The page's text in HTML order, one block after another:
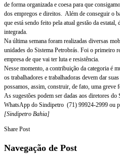
de forma organizada e coesa para que
dos empregos e direitos. Além de conseguir o
que está sendo feito pela atual gestão da
integrada.
Na última semana foram realizadas diversas
unidades do Sistema Petrobrás. Foi o primeiro
empresa de que vai ter luta e resistência.
Nesse momento, a contribuição da categoria é
os trabalhadores e trabalhadoras devem dar
possamos, assim, construir, de fato, uma greve
As sugestões podem ser dadas aos diretores
WhatsApp do Sindipetro (71) 99924-2999 ou
[Sindipetro Bahia]
Share Post
Navegação de Post